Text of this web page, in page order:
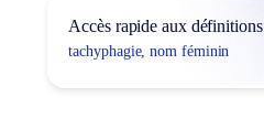
Accès rapide aux définitions
tachyphagie, nom féminin